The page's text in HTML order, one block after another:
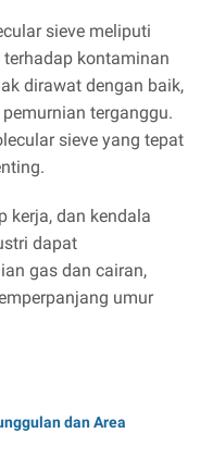
sieve meliputi
kontaminan
dirawat dengan baik,
terganggu.
sieve yang tepat
kerja, dan kendala
dapat
gas dan cairan,
umur
dan Area